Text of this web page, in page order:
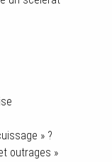
» ?
outrages »